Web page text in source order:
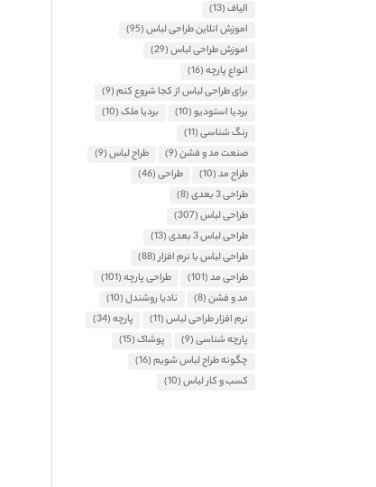
الیاف(13)
اموزش انلاین طراحی لباس(95)
اموزش طراحی لباس(29)
انواع پارچه(16)
برای طراحی لباس از کجا شروع کنم(9)
بردیا استودیو(10) بردیا ملک(10)
رنگ شناسی(11)
صنعت مد و فشن(9) طراح لباس(9)
طراح مد(10) طراحی(46)
طراحی 3 بعدی
(8)
طراحی لباس(307)
طراحی لباس 3 بعدی
(13)
طراحی لباس با نرم افزار(88)
طراحی مد(101) طراحی پارچه(101)
مد و فشن(8) نادیا روشندل(10)
نرم افزار طراحی لباس(11) پارچه(34)
پارچه شناسی(9) پوشاک(15)
چگونه طراح لباس شویم(16)
کسب و کار لباس(10)